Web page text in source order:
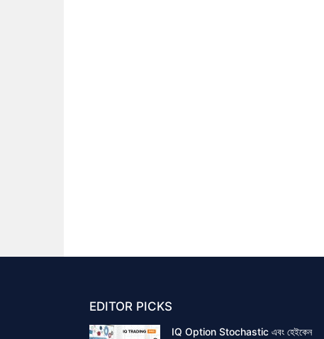
EDITOR PICKS
IQ Option Stochastic এবং হেইকেন